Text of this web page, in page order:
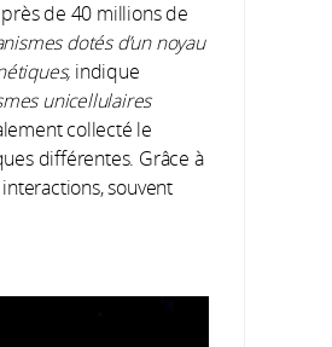
de 40 millions de
dotés d’un noyau
indique
unicellulaires
collecté le
différentes. Grâce à
souvent